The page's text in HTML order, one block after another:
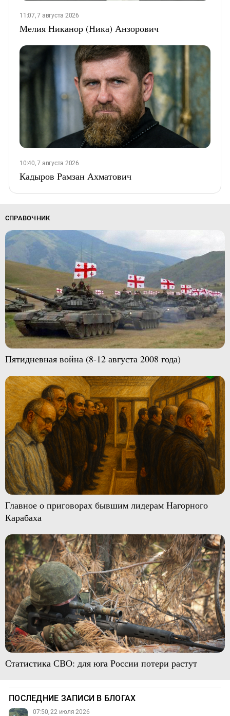
11:07, 7 августа 2026
Мелия Никанор (Ника) Анзорович
10:40, 7 августа 2026
Кадыров Рамзан Ахматович
СПРАВОЧНИК
Пятидневная война (8-12 августа 2008 года)
Главное о приговорах бывшим лидерам Нагорного
Карабаха
Статистика СВО: для юга России потери растут
ПОСЛЕДНИЕ ЗАПИСИ В БЛОГАХ
07:50, 22 июля 2026